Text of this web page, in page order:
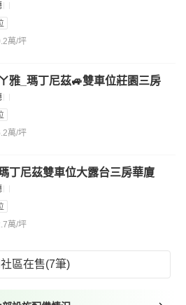
萬/坪
雅_瑪丁尼茲🚙雙車位莊園三房
萬/坪
丁尼茲雙車位大露台三房華廈
萬/坪
社區在售(7筆)